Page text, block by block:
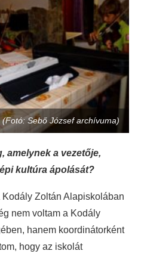
Sebő József archívuma)
amelynek a vezetője,
kultúra ápolását?
Zoltán Alapiskolában
nem voltam a Kodály
hanem koordinátorként
hogy az iskolát